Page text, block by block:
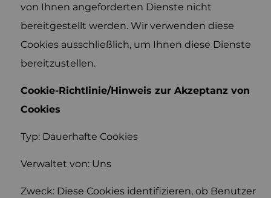
von Ihnen angeforderten Dienste nicht
bereitgestellt werden. Wir verwenden diese
Cookies ausschließlich, um Ihnen diese Dienste
bereitzustellen.
Cookie-Richtlinie/Hinweis zur Akzeptanz von
Cookies
Typ: Dauerhafte Cookies
Verwaltet von: Uns
Zweck: Diese Cookies identifizieren, ob Benutzer